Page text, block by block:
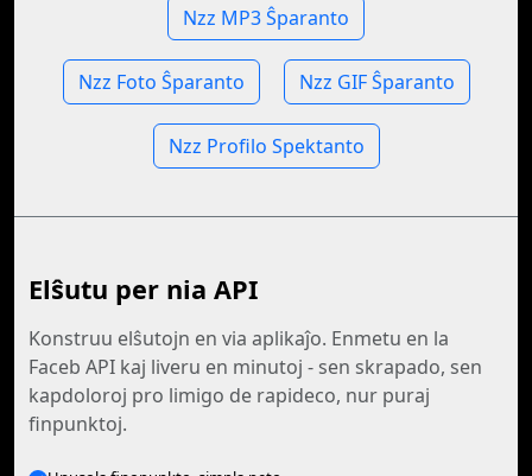
Nzz MP3 Ŝparanto
Nzz Foto Ŝparanto Nzz GIF Ŝparanto
Nzz Profilo Spektanto
Elŝutu per nia API
Konstruu elŝutojn en via aplikaĵo. Enmetu en la
Faceb API kaj liveru en minutoj - sen skrapado, sen
kapdoloroj pro limigo de rapideco, nur puraj
finpunktoj.